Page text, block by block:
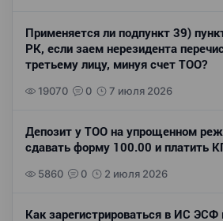
Применяется ли подпункт 39)
РК, если заем нерезидента
третьему лицу, минуя счет ТОО?
19070 0 7 июля 2026
Депозит у ТОО на упрощенном
сдавать форму 100.00 и платить
5860 0 2 июля 2026
Как зарегистрироваться в ИС ЭСФ